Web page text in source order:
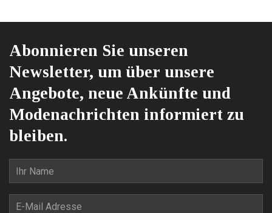
Abonnieren Sie unseren
Newsletter, um über unsere
Angebote, neue Ankünfte und
Modenachrichten informiert zu
bleiben.